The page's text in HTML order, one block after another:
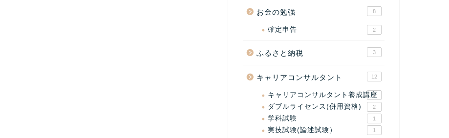
お金の勉強 8
確定申告 2
ふるさと納税 3
キャリアコンサルタント 12
キャリアコンサルタント養成講座
2
ダブルライセンス(併用資格) 2
学科試験 1
実技試験(論述試験） 1